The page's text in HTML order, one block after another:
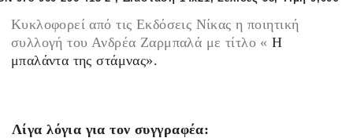
Κυκλοφορεί από τις Εκδόσεις Νίκας η ποιητική
συλλογή του Ανδρέα Ζαρμπαλά με τίτλο «Η
μπαλάντα της στάμνας».
Λίγα λόγια γιατον συγγραφέα: